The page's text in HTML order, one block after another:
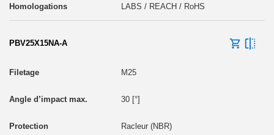
LABS / REACH / RoHS
PBV25X15NA-A
M25
30 [°]
Racleur (NBR)